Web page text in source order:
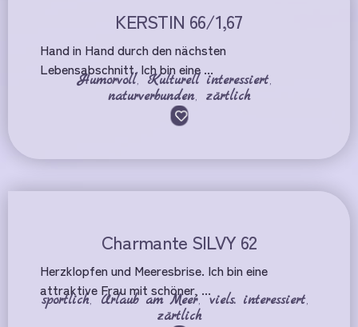
KERSTIN 66/1,67
Hand in Hand durch den nächsten
Lebensabschnitt. Ich bin eine ...
Humorvoll,Kulturell interessiert,
naturverbunden, zärtlich
Charmante SILVY 62
Herzklopfen und Meeresbrise. Ich bin eine
attraktive Frau mit schöner, ...
sportlich, Urlaub am Meer,viels. interessiert,
zärtlich